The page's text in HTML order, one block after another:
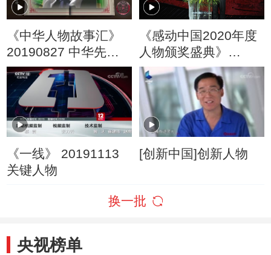
《中华人物故事汇》
20190827 中华先锋
人物系列 雷锋
《感动中国2020年度
人物颁奖盛典》
20210217
《一线》 20191113
关键人物
[创新中国]创新人物
换一批
央视榜单